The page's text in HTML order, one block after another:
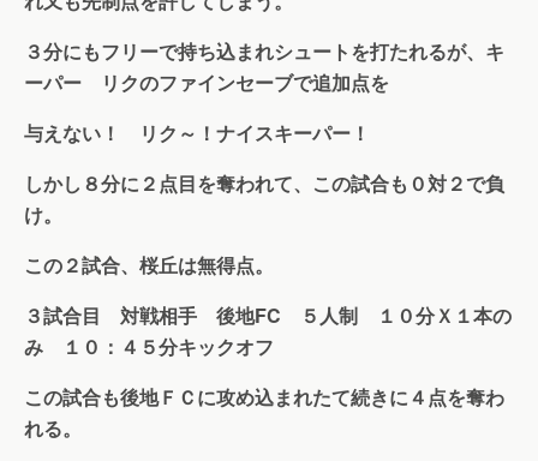
３分にもフリーで持ち込まれシュートを打たれるが、キ
ーパー リクのファインセーブで追加点を
与えない！ リク～！ナイスキーパー！
しかし８分に２点目を奪われて、この試合も０対２で負
け。
この２試合、桜丘は無得点。
３試合目 対戦相手 後地FC ５人制 １０分Ｘ１本の
み １０：４５分キックオフ
この試合も後地ＦＣに攻め込まれたて続きに４点を奪わ
れる。